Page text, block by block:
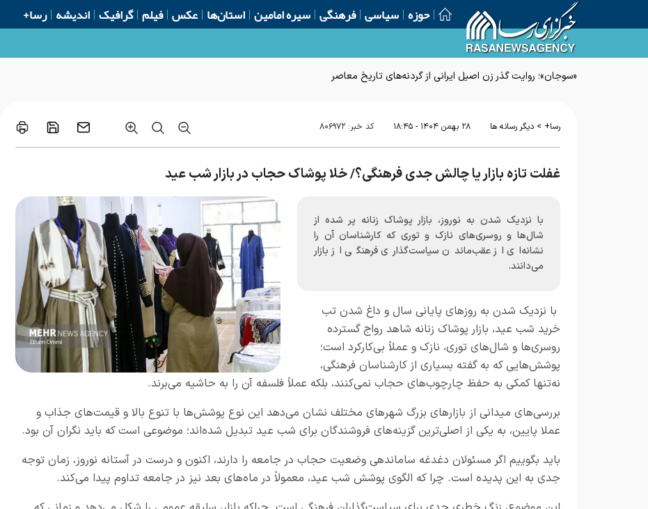
حوزه سیاسی فرهنگی سیره امامین استان‌ها عکس فیلم گرافیک اندیشه رسا+
«سوجان»؛ روایت گذر زن اصیل ایرانی از گردنه‌های تاریخ معاصر
رسا+ > دیگر رسانه ها ۲۸ بهمن ۱۴۰۴ - ۱۸:۴۵ کد خبر: ۸۰۶۹۷۲
غفلت تازه بازار یا چالش جدی فرهنگی؟/ خلا پوشاک حجاب در بازار شب عید
با نزدیک شدن به نوروز، بازار پوشاک زنانه پر شده از
شال‌ها و روسری‌های نازک و توری که کارشناسان آن را
نشانه‌ای از عقب‌ماندن سیاست‌گذاری فرهنگی از بازار
می‌دانند.
با نزدیک شدن به روزهای پایانی سال و داغ شدن تب
خرید شب عید، بازار پوشاک زنانه شاهد رواج گسترده
روسری‌ها و شال‌های توری، نازک و عملاً بی‌کارکرد است؛
پوشش‌هایی که به گفته بسیاری از کارشناسان فرهنگی،
نه‌تنها کمکی به حفظ چارچوب‌های حجاب نمی‌کنند، بلکه عملاً فلسفه آن را به حاشیه می‌برند.
بررسی‌های میدانی از بازارهای بزرگ شهرهای مختلف نشان می‌دهد این نوع پوشش‌ها با تنوع بالا و قیمت‌های جذاب و
عملا پایین، به یکی از اصلی‌ترین گزینه‌های فروشندگان برای شب عید تبدیل شده‌اند؛ موضوعی است که باید نگران آن بود.
باید بگوییم اگر مسئولان دغدغه ساماندهی وضعیت حجاب در جامعه را دارند، اکنون و درست در آستانه نوروز، زمان توجه
جدی به این پدیده است. چرا که الگوی پوشش شب عید، معمولاً در ماه‌های بعد نیز در جامعه تداوم پیدا می‌کند.